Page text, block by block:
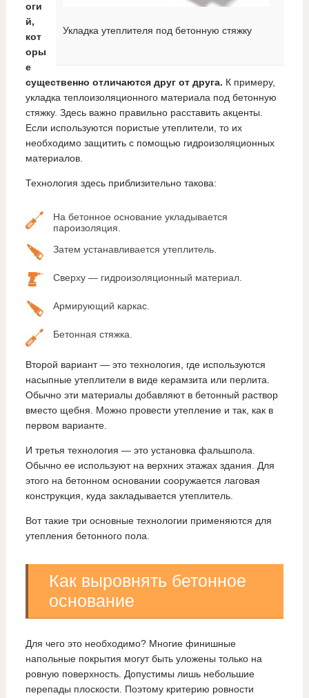
Укладка утеплителя под бетонную стяжку
оги
й,
кот
оры
е
существенно отличаются друг от друга. К примеру,
укладка теплоизоляционного материала под бетонную
стяжку. Здесь важно правильно расставить акценты.
Если используются пористые утеплители, то их
необходимо защитить с помощью гидроизоляционных
материалов.
Технология здесь приблизительно такова:
На бетонное основание укладывается
пароизоляция.
Затем устанавливается утеплитель.
Сверху — гидроизоляционный материал.
Армирующий каркас.
Бетонная стяжка.
Второй вариант — это технология, где используются
насыпные утеплители в виде керамзита или перлита.
Обычно эти материалы добавляют в бетонный раствор
вместо щебня. Можно провести утепление и так, как в
первом варианте.
И третья технология — это установка фальшпола.
Обычно ее используют на верхних этажах здания. Для
этого на бетонном основании сооружается лаговая
конструкция, куда закладывается утеплитель.
Вот такие три основные технологии применяются для
утепления бетонного пола.
Как выровнять бетонное
основание
Для чего это необходимо? Многие финишные
напольные покрытия могут быть уложены только на
ровную поверхность. Допустимы лишь небольшие
перепады плоскости. Поэтому критерию ровности